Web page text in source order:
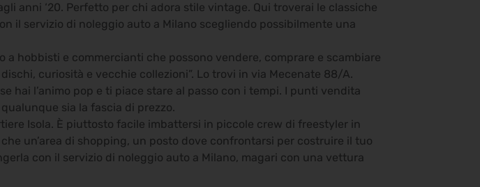
anni ‘20. Perfetto per chi adora stile vintage. Qui troverai le classiche
il servizio di noleggio auto a Milano scegliendo possibilmente una
a hobbisti e commercianti che possono vendere, comprare e scambiare
curiosità e vecchie collezioni”. Lo trovi in via Mecenate 88/A.
hai l’animo pop e ti piace stare al passo con i tempi. I punti vendita
sia la fascia di prezzo.
Isola. È piuttosto facile imbattersi in piccole crew di freestyler in
un’area di shopping, un posto dove confrontarsi per costruire il tuo
con il servizio di noleggio auto a Milano, magari con una vettura